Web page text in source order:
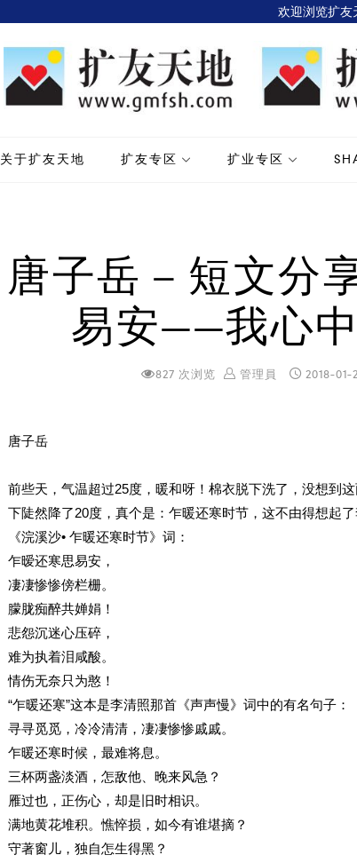
欢迎浏览扩友
关于扩友天地 扩友专区 扩业专区
唐子岳 – 短文分
易安——我心中
827 次浏览 管理員 2018-01-
唐子岳
前些天，气温超过25度，暖和呀！棉衣脱下洗了，没想到
下陡然降了20度，真个是：乍暖还寒时节，这不由得想起
《浣溪沙• 乍暖还寒时节》词：
乍暧还寒思易安，
凄凄惨惨傍栏栅。
朦胧痴醉共婵娟！
悲怨沉迷心压碎，
难为执着泪咸酸。
情伤无奈只为憨！
“乍暖还寒”这本是李清照那首《声声慢》词中的有名句子：
寻寻觅觅，冷冷清清，凄凄惨惨戚戚。
乍暖还寒时候，最难将息。
三杯两盏淡酒，怎敌他、晚来风急？
雁过也，正伤心，却是旧时相识。
满地黄花堆积。憔悴损，如今有谁堪摘？
守著窗儿，独自怎生得黑？